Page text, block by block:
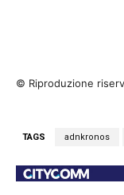
© Riproduzione
TAGS adnkronos